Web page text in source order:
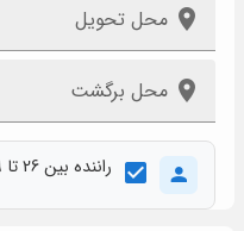
محل تحویل
محل برگشت
راننده بین 26 تا 69 سال